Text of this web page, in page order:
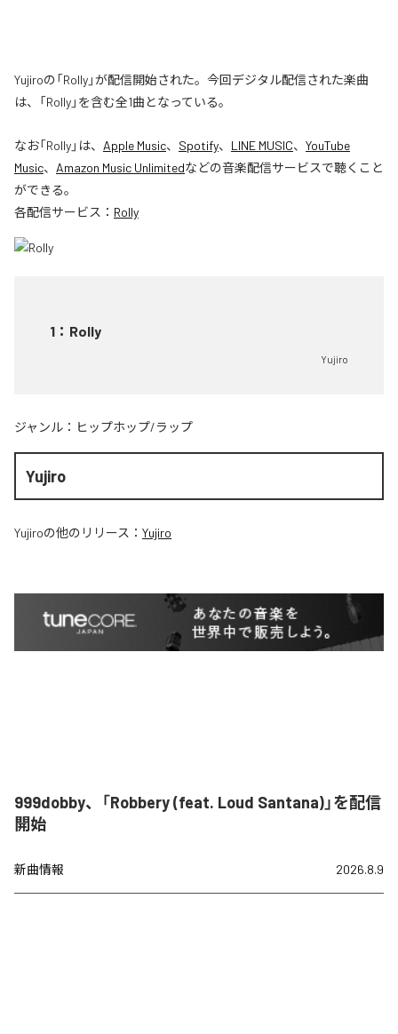
Yujiroの「Rolly」が配信開始された。今回デジタル配信された楽曲
は、「Rolly」を含む全1曲となっている。
なお「Rolly」は、 Apple Music、 Spotify、 LINE MUSIC、 YouTube
Music、 Amazon Music Unlimitedなどの音楽配信サービスで聴くこと
ができる。
各配信サービス： Rolly
1 ： Rolly
Yujiro
ジャンル： ヒップホップ/ラップ
Yujiro
Yujiroの他のリリース： Yujiro
999dobby、「Robbery (feat. Loud Santana)」を配信
開始
新曲情報 2026.8.9